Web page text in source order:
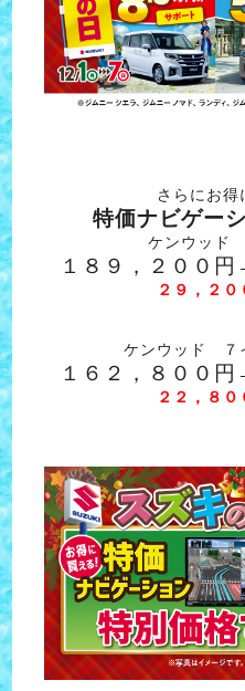
さらにお得
特価ナビゲー
ケンウッド
１８９，２００
２９，２０
ケンウッド ７
１６２，８００
２２，８０